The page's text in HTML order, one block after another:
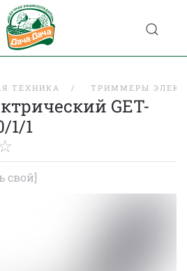
ТЕХНИКА ТРИММЕРЫ
GET-
1/1
свой]